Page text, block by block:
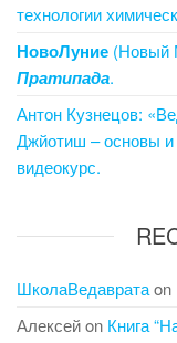
технологии
НовоЛуние (Новый
Пратипада.
Антон Кузнецов:
Джйотиш – основы и
видеокурс.
ШколаВедавратаon
Алексейon Книга